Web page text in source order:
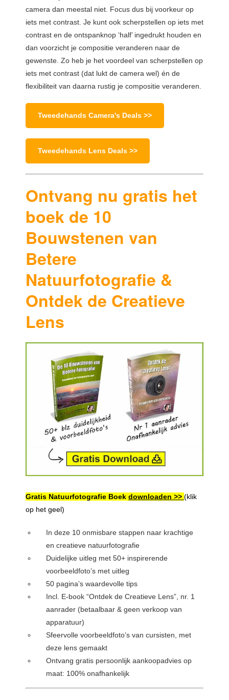
camera dan meestal niet. Focus dus bij voorkeur op
iets met contrast. Je kunt ook scherpstellen op iets met
contrast en de ontspanknop ‘half’ ingedrukt houden en
dan voorzicht je compositie veranderen naar de
gewenste. Zo heb je het voordeel van scherpstellen op
iets met contrast (dat lukt de camera wel) én de
flexibiliteit van daarna rustig je compositie veranderen.
Tweedehands Camera's Deals >>
Tweedehands Lens Deals >>
Ontvang nu gratis het
boek de 10
Bouwstenen van
Betere
Natuurfotografie &
Ontdek de Creatieve
Lens
Gratis Natuurfotografie Boek downloaden >> (klik
op het geel)
In deze 10 onmisbare stappen naar krachtige
en creatieve natuurfotografie
Duidelijke uitleg met 50+ inspirerende
voorbeeldfoto’s met uitleg
50 pagina’s waardevolle tips
Incl. E-book “Ontdek de Creatieve Lens”, nr. 1
aanrader (betaalbaar & geen verkoop van
apparatuur)
Sfeervolle voorbeeldfoto’s van cursisten, met
deze lens gemaakt
Ontvang gratis persoonlijk aankoopadvies op
maat: 100% onafhankelijk